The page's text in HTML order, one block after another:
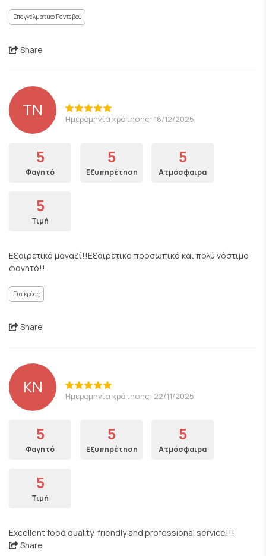
Επαγγελματικό Ραντεβού
Share
TN Ημερομηνία κράτησης: 16/12/2025
5
Φαγητό
5
Εξυπηρέτηση
5
Ατμόσφαιρα
5
Τιμή
Εξαιρετικό μαγαζί!!Εξαιρετικο προσωπικό και πολύ νόστιμο
φαγητό!!
Για κρέας
Share
KN Ημερομηνία κράτησης: 22/11/2025
5
Φαγητό
5
Εξυπηρέτηση
5
Ατμόσφαιρα
5
Τιμή
Excellent food quality, friendly and professional service!!!
Share